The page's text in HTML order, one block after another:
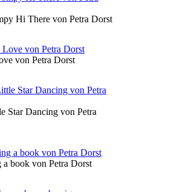
Hi There von Petra Dorst
von Petra Dorst
Star Dancing von Petra
a book von Petra Dorst